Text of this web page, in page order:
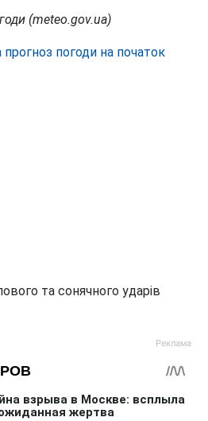
(meteo.gov.ua)
погоди на початок
та сонячного ударів